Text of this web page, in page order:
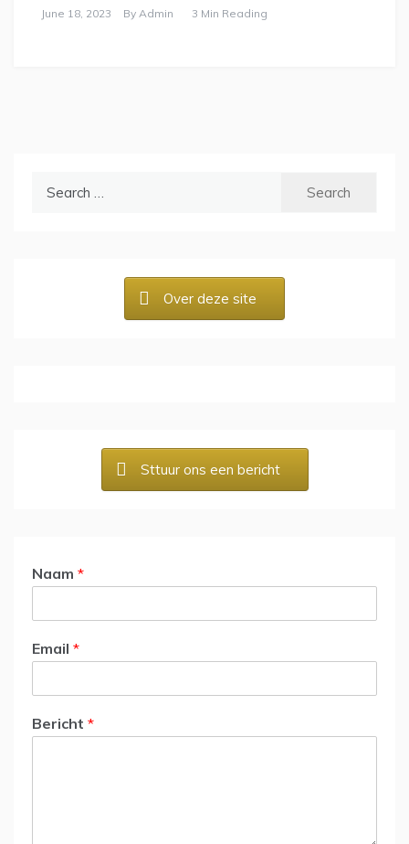
June 18, 2023 By Admin 3 Min Reading
Over deze site
Sttuur ons een bericht
Naam *
Email *
Bericht *